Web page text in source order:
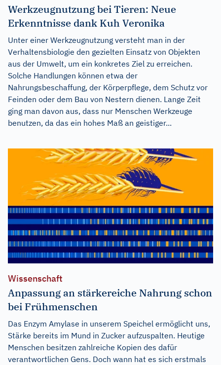
Werkzeugnutzung bei Tieren: Neue
Erkenntnisse dank Kuh Veronika
Unter einer Werkzeugnutzung versteht man in der
Verhaltensbiologie den gezielten Einsatz von Objekten
aus der Umwelt, um ein konkretes Ziel zu erreichen.
Solche Handlungen können etwa der
Nahrungsbeschaffung, der Körperpflege, dem Schutz vor
Feinden oder dem Bau von Nestern dienen. Lange Zeit
ging man davon aus, dass nur Menschen Werkzeuge
benutzen, da das ein hohes Maß an geistiger...
Wissenschaft
Anpassung an stärkereiche Nahrung schon
bei Frühmenschen
Das Enzym Amylase in unserem Speichel ermöglicht uns,
Stärke bereits im Mund in Zucker aufzuspalten. Heutige
Menschen besitzen zahlreiche Kopien des dafür
verantwortlichen Gens. Doch wann hat es sich erstmals